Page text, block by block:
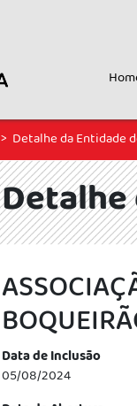
> Detalhe da Entidade
Detalhe
Data de Inclusão
05/08/2024